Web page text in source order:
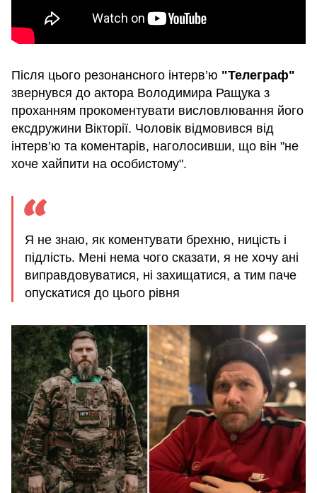
Після цього резонансного інтерв’ю "Телеграф"
звернувся до актора Володимира Ращука з
проханням прокоментувати висловлювання його
ексдружини Вікторії. Чоловік відмовився від
інтерв’ю та коментарів, наголосивши, що він "не
хоче хайпити на особистому".
Я не знаю, як коментувати брехню, ницість і
підлість. Мені нема чого сказати, я не хочу ані
виправдовуватися, ні захищатися, а тим паче
опускатися до цього рівня